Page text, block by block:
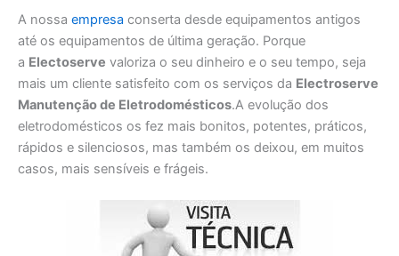
A nossa empresa conserta desde equipamentos antigos
até os equipamentos de última geração. Porque
a Electoserve valoriza o seu dinheiro e o seu tempo, seja
mais um cliente satisfeito com os serviços da Electroserve
Manutenção de Eletrodomésticos.A evolução dos
eletrodomésticos os fez mais bonitos, potentes, práticos,
rápidos e silenciosos, mas também os deixou, em muitos
casos, mais sensíveis e frágeis.